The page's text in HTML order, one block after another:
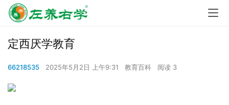
定西厌学教育
66218535 2025年5月2日 上午9:31 教育百科 阅读 3